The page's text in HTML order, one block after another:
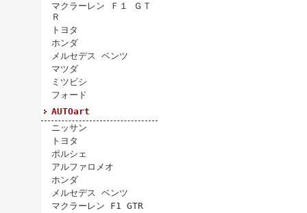
マクラーレン Ｆ１ ＧＴ
Ｒ
トヨタ
ホンダ
メルセデス ベンツ
マツダ
ミツビシ
フォード
AUTOart
ニッサン
トヨタ
ポルシェ
アルファロメオ
ホンダ
メルセデス ベンツ
マクラーレン F1 GTR